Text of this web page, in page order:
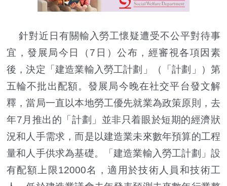
針對近日有關輸入勞工懷疑遭受不公平對待事
宜，發展局今日（7日）公布，經審視各項因素
後，決定「建造業輸入勞工計劃」（「計劃」）第
五輪不批出配額。發展局今晚在社交平台發文解
釋，當局一直以本地勞工優先就業為政策原則，去
年7月推出的「計劃」並非只着眼於短期的經濟狀
況和人手需求，而是以建造業未來數年預算的工程
量和人手供求為基礎。「建造業輸入勞工計劃」設
有配額上限12000名，適用於技術人員和技術工